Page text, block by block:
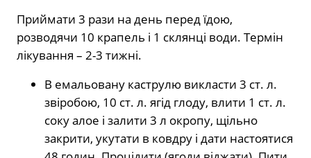
Приймати 3 рази на день перед їдою,
розводячи 10 крапель і 1 склянці води. Термін
лікування – 2-3 тижні.
В емальовану каструлю викласти 3 ст. л.
звіробою, 10 ст. л. ягід глоду, влити 1 ст. л.
соку алое і залити 3 л окропу, щільно
закрити, укутати в ковдру і дати настоятися